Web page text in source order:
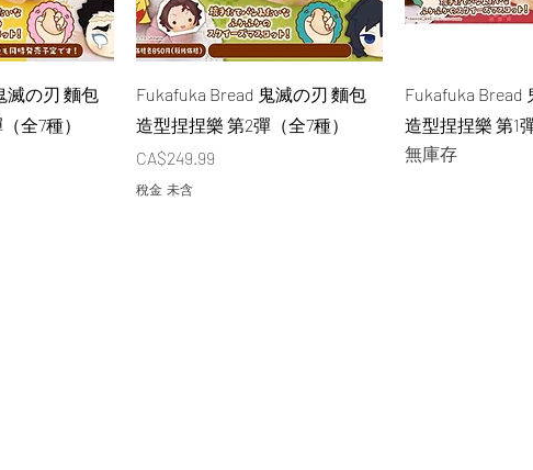
覽
滅の刃 麵包
全7種）
快速瀏覽
Fukafuka Bread 鬼滅の刃 麵包
造型捏捏樂 第2彈（全7種）
價格
CA$249.99
稅金 未含
快速
Fukafuka Bread
造型捏捏樂 第1
無庫存